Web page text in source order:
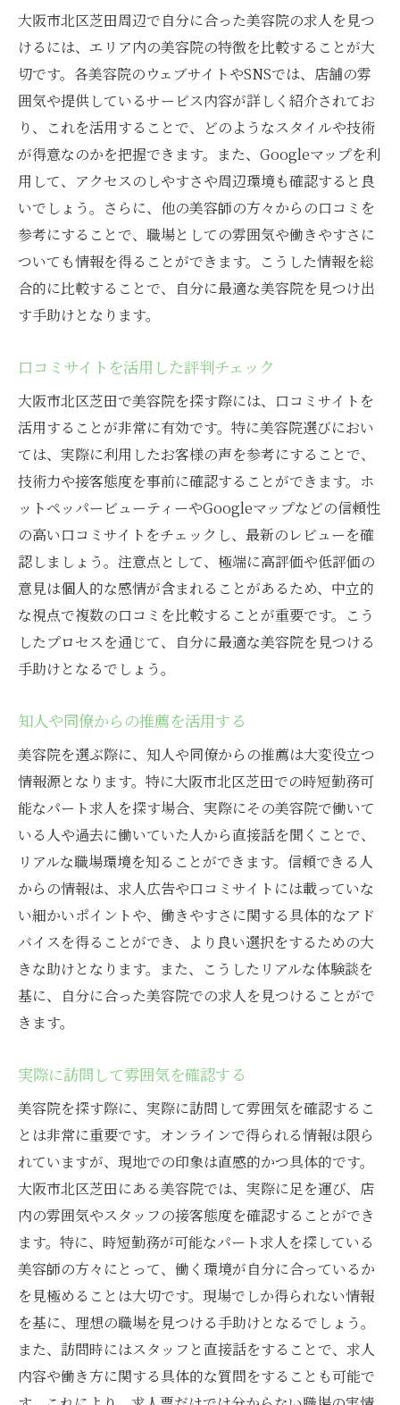
大阪市北区芝田周辺で自分に合った美容院の求人を見つ
けるには、エリア内の美容院の特徴を比較することが大
切です。各美容院のウェブサイトやSNSでは、店舗の雰
囲気や提供しているサービス内容が詳しく紹介されてお
り、これを活用することで、どのようなスタイルや技術
が得意なのかを把握できます。また、Googleマップを利
用して、アクセスのしやすさや周辺環境も確認すると良
いでしょう。さらに、他の美容師の方々からの口コミを
参考にすることで、職場としての雰囲気や働きやすさに
ついても情報を得ることができます。こうした情報を総
合的に比較することで、自分に最適な美容院を見つけ出
す手助けとなります。
口コミサイトを活用した評判チェック
大阪市北区芝田で美容院を探す際には、口コミサイトを
活用することが非常に有効です。特に美容院選びにおい
ては、実際に利用したお客様の声を参考にすることで、
技術力や接客態度を事前に確認することができます。ホ
ットペッパービューティーやGoogleマップなどの信頼性
の高い口コミサイトをチェックし、最新のレビューを確
認しましょう。注意点として、極端に高評価や低評価の
意見は個人的な感情が含まれることがあるため、中立的
な視点で複数の口コミを比較することが重要です。こう
したプロセスを通じて、自分に最適な美容院を見つける
手助けとなるでしょう。
知人や同僚からの推薦を活用する
美容院を選ぶ際に、知人や同僚からの推薦は大変役立つ
情報源となります。特に大阪市北区芝田での時短勤務可
能なパート求人を探す場合、実際にその美容院で働いて
いる人や過去に働いていた人から直接話を聞くことで、
リアルな職場環境を知ることができます。信頼できる人
からの情報は、求人広告や口コミサイトには載っていな
い細かいポイントや、働きやすさに関する具体的なアド
バイスを得ることができ、より良い選択をするための大
きな助けとなります。また、こうしたリアルな体験談を
基に、自分に合った美容院での求人を見つけることがで
きます。
実際に訪問して雰囲気を確認する
美容院を探す際に、実際に訪問して雰囲気を確認するこ
とは非常に重要です。オンラインで得られる情報は限ら
れていますが、現地での印象は直感的かつ具体的です。
大阪市北区芝田にある美容院では、実際に足を運び、店
内の雰囲気やスタッフの接客態度を確認することができ
ます。特に、時短勤務が可能なパート求人を探している
美容師の方々にとって、働く環境が自分に合っているか
を見極めることは大切です。現場でしか得られない情報
を基に、理想の職場を見つける手助けとなるでしょう。
また、訪問時にはスタッフと直接話をすることで、求人
内容や働き方に関する具体的な質問をすることも可能で